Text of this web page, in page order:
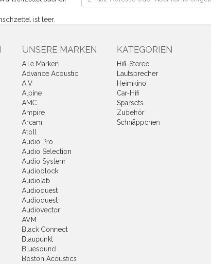
ist leer.
UNSERE MARKEN
Alle Marken
Advance Acoustic
AIV
Alpine
AMC
Ampire
Arcam
Atoll
Audio Pro
Audio Selection
Audio System
Audioblock
Audiolab
Audioquest
Audioquest+
Audiovector
AVM
Black Connect
Blaupunkt
Bluesound
Boston Acoustics
KATEGORIEN
Hifi-Stereo
Lautsprecher
Heimkino
Car-Hifi
Sparsets
Zubehör
Schnäppchen